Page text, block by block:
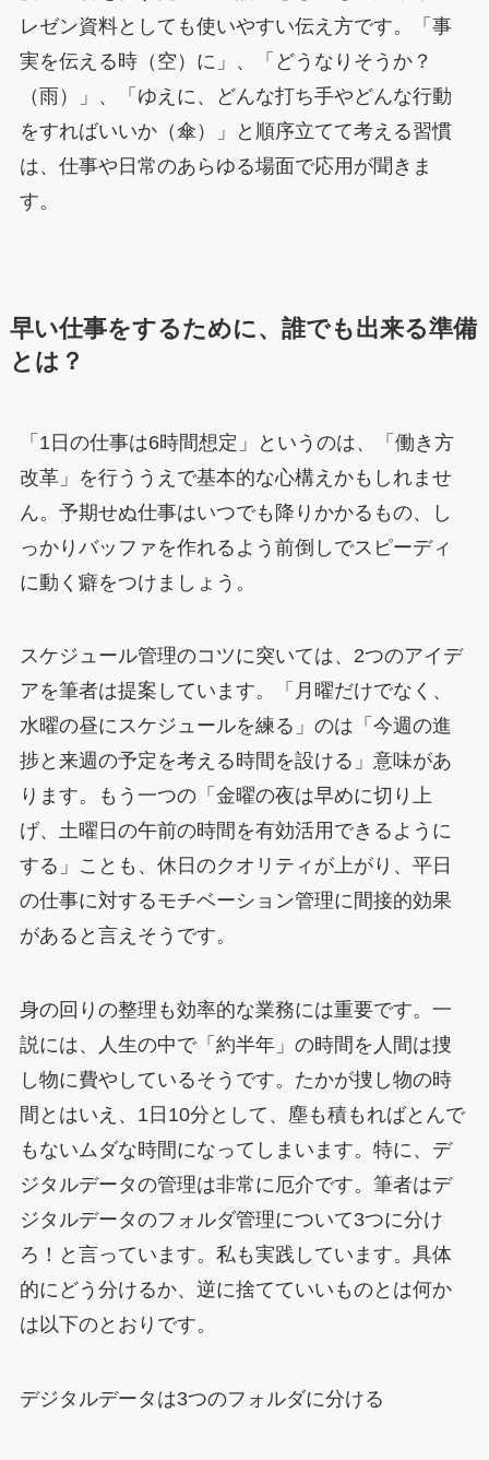
レゼン資料としても使いやすい伝え方です。「事
実を伝える時（空）に」、「どうなりそうか？
（雨）」、「ゆえに、どんな打ち手やどんな行動
をすればいいか（傘）」と順序立てて考える習慣
は、仕事や日常のあらゆる場面で応用が聞きま
す。
早い仕事をするために、誰でも出来る準備
とは？
「1日の仕事は6時間想定」というのは、「働き方
改革」を行ううえで基本的な心構えかもしれませ
ん。予期せぬ仕事はいつでも降りかかるもの、し
っかりバッファを作れるよう前倒しでスピーディ
に動く癖をつけましょう。
スケジュール管理のコツに突いては、2つのアイデ
アを筆者は提案しています。「月曜だけでなく、
水曜の昼にスケジュールを練る」のは「今週の進
捗と来週の予定を考える時間を設ける」意味があ
ります。もう一つの「金曜の夜は早めに切り上
げ、土曜日の午前の時間を有効活用できるように
する」ことも、休日のクオリティが上がり、平日
の仕事に対するモチベーション管理に間接的効果
があると言えそうです。
身の回りの整理も効率的な業務には重要です。一
説には、人生の中で「約半年」の時間を人間は捜
し物に費やしているそうです。たかが捜し物の時
間とはいえ、1日10分として、塵も積もればとんで
もないムダな時間になってしまいます。特に、デ
ジタルデータの管理は非常に厄介です。筆者はデ
ジタルデータのフォルダ管理について3つに分け
ろ！と言っています。私も実践しています。具体
的にどう分けるか、逆に捨てていいものとは何か
は以下のとおりです。
デジタルデータは3つのフォルダに分ける